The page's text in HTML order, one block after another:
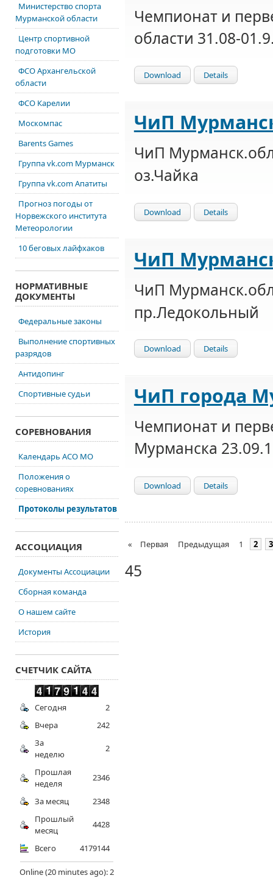
Чемпионат и
области 31.08-
Download Details
ЧиП
ЧиП
оз.Чайка
Download Details
ЧиП
ЧиП
пр.Ледокольный
Download Details
ЧиП города
Чемпионат и
Мурманска
Download Details
« Первая Предыдущая 1 2 3
45
Министерство спорта
Мурманской области
Центр спортивной
подготовки МО
ФСО Архангельской
области
ФСО Карелии
Москомпас
Barents Games
Группа vk.com Мурманск
Группа vk.com Апатиты
Прогноз погоды от
Норвежского института
Метеорологии
10 беговых лайфхаков
НОРМАТИВНЫЕ
ДОКУМЕНТЫ
Федеральные законы
Выполнение спортивных
разрядов
Антидопинг
Спортивные судьи
СОРЕВНОВАНИЯ
Календарь АСО МО
Положения о
соревнованиях
Протоколы результатов
АССОЦИАЦИЯ
Документы Ассоциации
Сборная команда
О нашем сайте
История
СЧЕТЧИК САЙТА
Сегодня
2
Вчера
242
За
неделю
2
Прошлая
неделя
2346
За месяц
2348
Прошлый
месяц
4428
Всего 4179144
Online (20 minutes ago): 2